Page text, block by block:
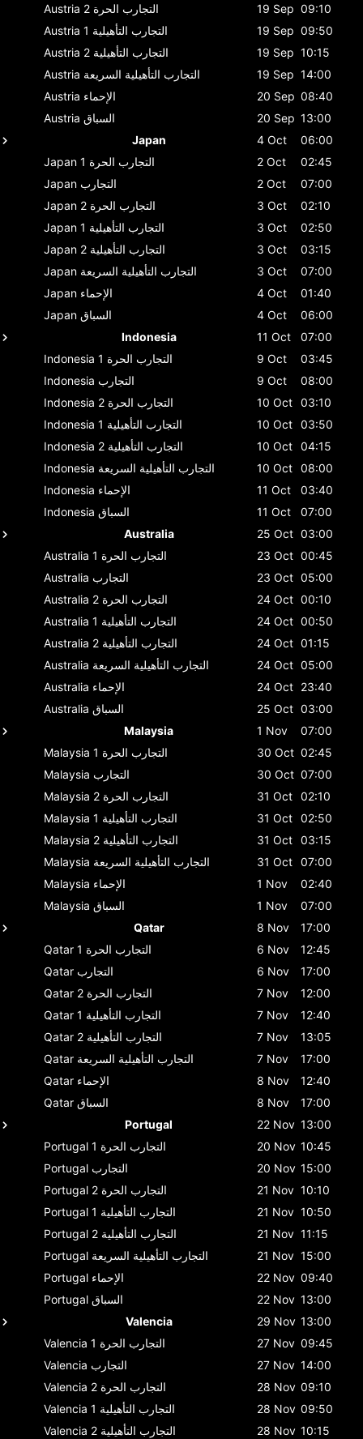
Austria
التجارب الحرة 2 19 Sep 09:10
Austria
التجارب التأهيلية 1 19 Sep 09:50
Austria
التجارب التأهيلية 2 19 Sep 10:15
Austria التجارب التأهيلية السريعة 19 Sep 14:00
Austria الإحماء 20 Sep 08:40
Austria السباق 20 Sep 13:00
Japan
4 Oct
06:00
Japan
التجارب الحرة 1 2 Oct
02:45
Japan التجارب 2 Oct
07:00
Japan
التجارب الحرة 2 3 Oct
02:10
Japan
التجارب التأهيلية 1 3 Oct
02:50
Japan
التجارب التأهيلية 2 3 Oct
03:15
Japan التجارب التأهيلية السريعة 3 Oct
07:00
Japan الإحماء 4 Oct
01:40
Japan السباق 4 Oct
06:00
Indonesia
11 Oct
07:00
Indonesia
التجارب الحرة 1 9 Oct
03:45
Indonesia التجارب 9 Oct
08:00
Indonesia
التجارب الحرة 2 10 Oct 03:10
Indonesia
التجارب التأهيلية 1 10 Oct 03:50
Indonesia
التجارب التأهيلية 2 10 Oct 04:15
Indonesia التجارب التأهيلية السريعة 10 Oct 08:00
Indonesia الإحماء 11 Oct
03:40
Indonesia السباق 11 Oct
07:00
Australia
25 Oct 03:00
Australia
التجارب الحرة 1 23 Oct 00:45
Australia التجارب 23 Oct 05:00
Australia
التجارب الحرة 2 24 Oct 00:10
Australia
التجارب التأهيلية 1 24 Oct 00:50
Australia
التجارب التأهيلية 2 24 Oct 01:15
Australia التجارب التأهيلية السريعة 24 Oct 05:00
Australia الإحماء 24 Oct 23:40
Australia السباق 25 Oct 03:00
Malaysia
1 Nov
07:00
Malaysia
التجارب الحرة 1 30 Oct 02:45
Malaysia التجارب 30 Oct 07:00
Malaysia
التجارب الحرة 2 31 Oct 02:10
Malaysia
التجارب التأهيلية 1 31 Oct 02:50
Malaysia
التجارب التأهيلية 2 31 Oct 03:15
Malaysia التجارب التأهيلية السريعة 31 Oct 07:00
Malaysia الإحماء 1 Nov
02:40
Malaysia السباق 1 Nov
07:00
Qatar
8 Nov
17:00
Qatar
التجارب الحرة 1 6 Nov
12:45
Qatar التجارب 6 Nov
17:00
Qatar
التجارب الحرة 2 7 Nov
12:00
Qatar
التجارب التأهيلية 1 7 Nov
12:40
Qatar
التجارب التأهيلية 2 7 Nov
13:05
Qatar التجارب التأهيلية السريعة 7 Nov
17:00
Qatar الإحماء 8 Nov
12:40
Qatar السباق 8 Nov
17:00
Portugal
22 Nov 13:00
Portugal
التجارب الحرة 1 20 Nov 10:45
Portugal التجارب 20 Nov 15:00
Portugal
التجارب الحرة 2 21 Nov 10:10
Portugal
التجارب التأهيلية 1 21 Nov 10:50
Portugal
التجارب التأهيلية 2 21 Nov 11:15
Portugal التجارب التأهيلية السريعة 21 Nov 15:00
Portugal الإحماء 22 Nov 09:40
Portugal السباق 22 Nov 13:00
Valencia
29 Nov 13:00
Valencia
التجارب الحرة 1 27 Nov 09:45
Valencia التجارب 27 Nov 14:00
Valencia
التجارب الحرة 2 28 Nov 09:10
Valencia
التجارب التأهيلية 1 28 Nov 09:50
Valencia
التجارب التأهيلية 2 28 Nov 10:15